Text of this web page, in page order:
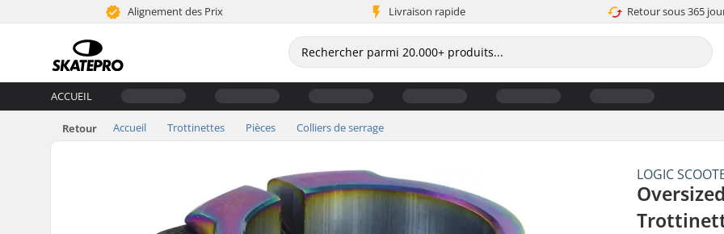
Alignement des Prix Livraison rapide Retour sous 365
ACCUEIL
Retour Accueil Trottinettes Pièces Colliers de serrage
LOGIC